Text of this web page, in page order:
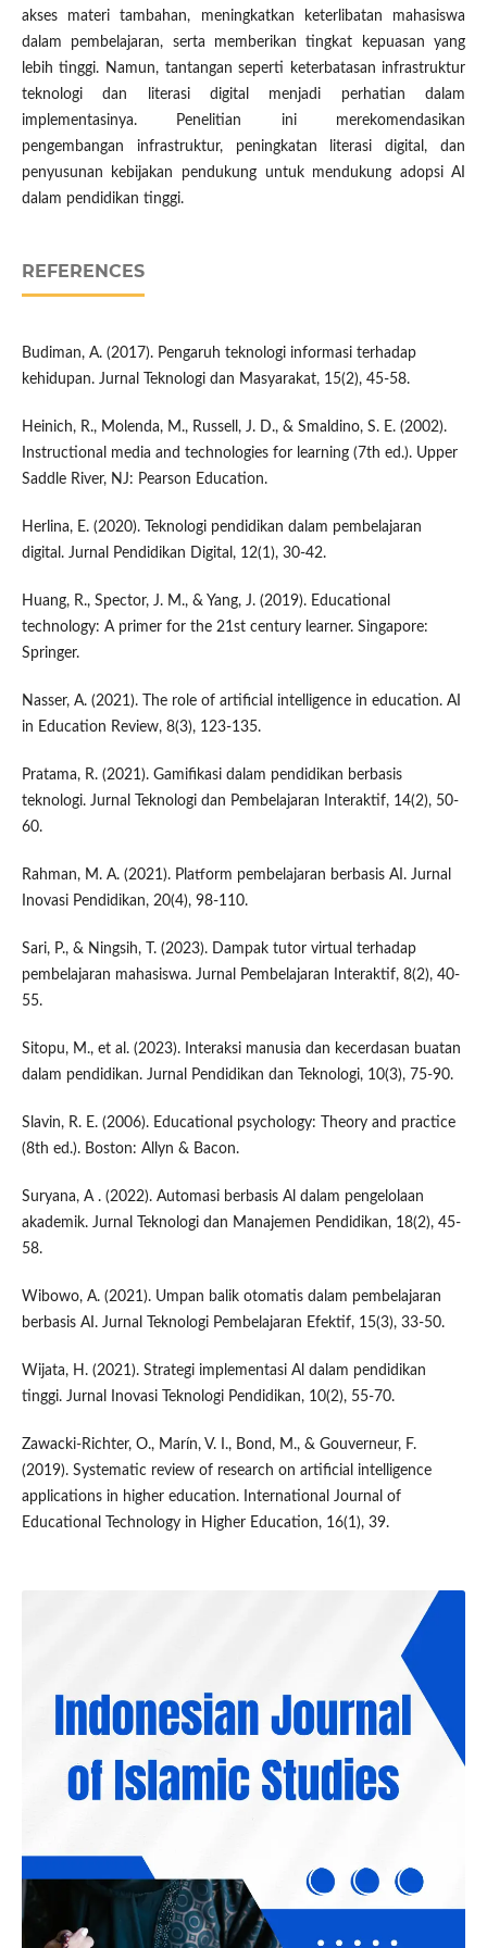
akses materi tambahan, meningkatkan keterlibatan mahasiswa
dalam pembelajaran, serta memberikan tingkat kepuasan yang
lebih tinggi. Namun, tantangan seperti keterbatasan infrastruktur
teknologi dan literasi digital menjadi perhatian dalam
implementasinya. Penelitian ini merekomendasikan
pengembangan infrastruktur, peningkatan literasi digital, dan
penyusunan kebijakan pendukung untuk mendukung adopsi AI
dalam pendidikan tinggi.
REFERENCES
Budiman, A. (2017). Pengaruh teknologi informasi terhadap
kehidupan. Jurnal Teknologi dan Masyarakat, 15(2), 45-58.
Heinich, R., Molenda, M., Russell, J. D., & Smaldino, S. E. (2002).
Instructional media and technologies for learning (7th ed.). Upper
Saddle River, NJ: Pearson Education.
Herlina, E. (2020). Teknologi pendidikan dalam pembelajaran
digital. Jurnal Pendidikan Digital, 12(1), 30-42.
Huang, R., Spector, J. M., & Yang, J. (2019). Educational
technology: A primer for the 21st century learner. Singapore:
Springer.
Nasser, A. (2021). The role of artificial intelligence in education. AI
in Education Review, 8(3), 123-135.
Pratama, R. (2021). Gamifikasi dalam pendidikan berbasis
teknologi. Jurnal Teknologi dan Pembelajaran Interaktif, 14(2), 50-
60.
Rahman, M. A. (2021). Platform pembelajaran berbasis AI. Jurnal
Inovasi Pendidikan, 20(4), 98-110.
Sari, P., & Ningsih, T. (2023). Dampak tutor virtual terhadap
pembelajaran mahasiswa. Jurnal Pembelajaran Interaktif, 8(2), 40-
55.
Sitopu, M., et al. (2023). Interaksi manusia dan kecerdasan buatan
dalam pendidikan. Jurnal Pendidikan dan Teknologi, 10(3), 75-90.
Slavin, R. E. (2006). Educational psychology: Theory and practice
(8th ed.). Boston: Allyn & Bacon.
Suryana, A . (2022). Automasi berbasis Al dalam pengelolaan
akademik. Jurnal Teknologi dan Manajemen Pendidikan, 18(2), 45-
58.
Wibowo, A. (2021). Umpan balik otomatis dalam pembelajaran
berbasis AI. Jurnal Teknologi Pembelajaran Efektif, 15(3), 33-50.
Wijata, H. (2021). Strategi implementasi Al dalam pendidikan
tinggi. Jurnal Inovasi Teknologi Pendidikan, 10(2), 55-70.
Zawacki-Richter, O., Marín, V. I., Bond, M., & Gouverneur, F.
(2019). Systematic review of research on artificial intelligence
applications in higher education. International Journal of
Educational Technology in Higher Education, 16(1), 39.